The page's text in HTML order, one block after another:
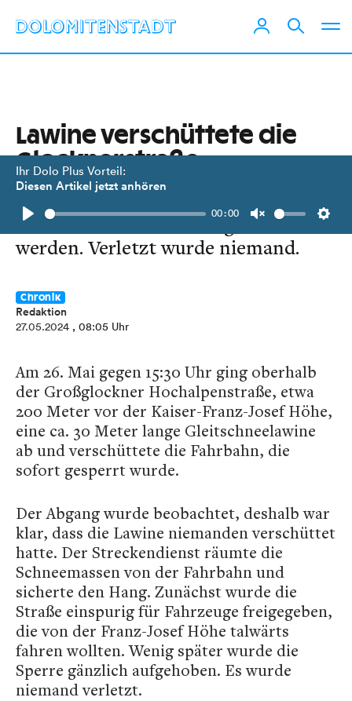
Ihr Dolo Plus Vorteil:
Diesen Artikel jetzt anhören
Play
00:00
Unmute
Lawine verschüttete die
Glocknerstraße
200 Meter vor der Kaiser-Franz-Josef
Höhe musste die Straße geräumt
werden. Verletzt wurde niemand.
Chronik
Redaktion
27.05.2024 , 08:05 Uhr
Am 26. Mai gegen 15:30 Uhr ging oberhalb
der Großglockner Hochalpenstraße, etwa
200 Meter vor der Kaiser-Franz-Josef Höhe,
eine ca. 30 Meter lange Gleitschneelawine
ab und verschüttete die Fahrbahn, die
sofort gesperrt wurde.
Der Abgang wurde beobachtet, deshalb war
klar, dass die Lawine niemanden verschüttet
hatte. Der Streckendienst räumte die
Schneemassen von der Fahrbahn und
sicherte den Hang. Zunächst wurde die
Straße einspurig für Fahrzeuge freigegeben,
die von der Franz-Josef Höhe talwärts
fahren wollten. Wenig später wurde die
Sperre gänzlich aufgehoben. Es wurde
niemand verletzt.